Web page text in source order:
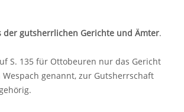
der gutsherrlichen Gerichte und Ämter.
S. 135 für Ottobeuren nur das Gericht
Wespach genannt, zur Gutsherrschaft